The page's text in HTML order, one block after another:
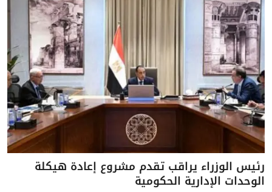
رئيس الوزراء يراقب تقدم مشروع إعادة هيكلة
الوحدات الإدارية الحكومية